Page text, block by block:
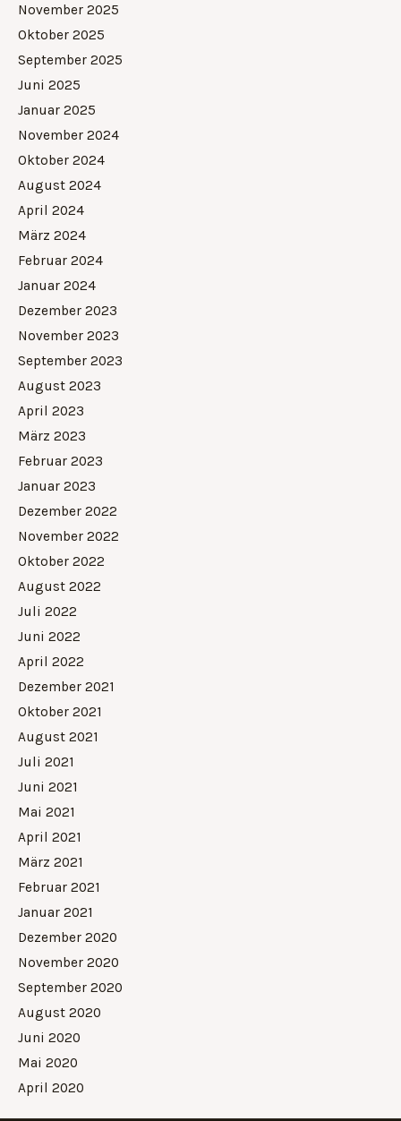
November 2025
Oktober 2025
September 2025
Juni 2025
Januar 2025
November 2024
Oktober 2024
August 2024
April 2024
März 2024
Februar 2024
Januar 2024
Dezember 2023
November 2023
September 2023
August 2023
April 2023
März 2023
Februar 2023
Januar 2023
Dezember 2022
November 2022
Oktober 2022
August 2022
Juli 2022
Juni 2022
April 2022
Dezember 2021
Oktober 2021
August 2021
Juli 2021
Juni 2021
Mai 2021
April 2021
März 2021
Februar 2021
Januar 2021
Dezember 2020
November 2020
September 2020
August 2020
Juni 2020
Mai 2020
April 2020